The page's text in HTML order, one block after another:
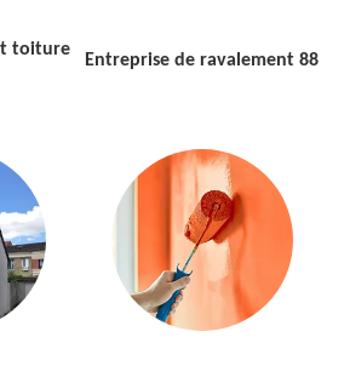
toiture
Entreprise de ravalement 88